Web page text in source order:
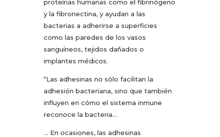
proteínas humanas como el fibrinógeno
y la fibronectina, y ayudan a las
bacterias a adherirse a superficies
como las paredes de los vasos
sanguíneos, tejidos dañados o
implantes médicos.
“Las adhesinas no sólo facilitan la
adhesión bacteriana, sino que también
influyen en cómo el sistema inmune
reconoce la bacteria…
… En ocasiones, las adhesinas